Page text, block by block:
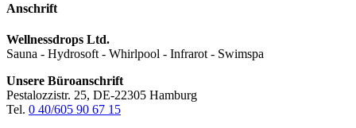
Anschrift
Wellnessdrops Ltd.
Sauna - Hydrosoft - Whirlpool - Infrarot - Swimspa
Unsere Büroanschrift
Pestalozzistr. 25, DE-22305 Hamburg
Tel. 0 40/605 90 67 15